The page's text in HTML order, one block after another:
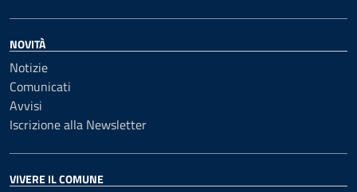
NOVITÀ
Notizie
Comunicati
Avvisi
Iscrizione alla Newsletter
VIVERE IL COMUNE